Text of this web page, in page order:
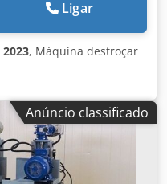
Ligar
2023, Máquina destroçar
Anúncio classificado